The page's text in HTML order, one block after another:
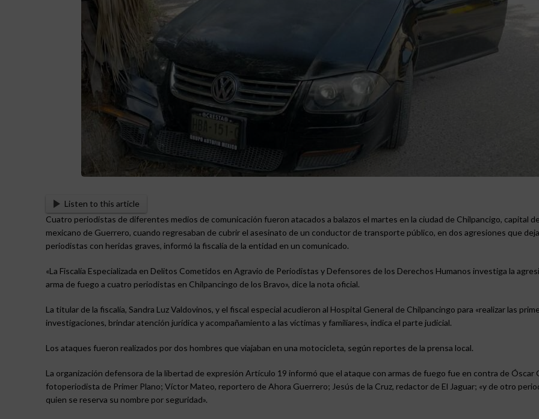
Listen to this article
Cuatro periodistas de diferentes medios de comunicación fueron atacados a balazos el martes en la ciudad de Chilpancigo, capital
mexicano de Guerrero, cuando regresaban de cubrir el asesinato de un conductor de transporte público, en dos agresiones que
periodistas con heridas graves, informó la fiscalía de la entidad en un comunicado.
«La Fiscalía Especializada en Delitos Cometidos en Agravio de Periodistas y Defensores de los Derechos Humanos investiga la
arma de fuego a cuatro periodistas en Chilpancingo de los Bravo», dice la nota oficial.
La titular de la fiscalía, Sandra Luz Valdovinos, y el fiscal especial acudieron al Hospital General de Chilpancingo para «realizar las
investigaciones, brindar atención jurídica y acompañamiento a las víctimas y familiares», indica el parte judicial.
Los ataques fueron realizados por dos hombres que viajaban en una motocicleta, según reportes de la prensa local.
La organización defensora de la libertad de expresión Artículo 19 informó que el ataque con armas de fuego fue en contra de Óscar
fotoperiodista de Primer Plano; Víctor Mateo, reportero de Ahora Guerrero; Jesús de la Cruz, redactor de El Jaguar; «y de otro
quien se reserva su nombre por seguridad».